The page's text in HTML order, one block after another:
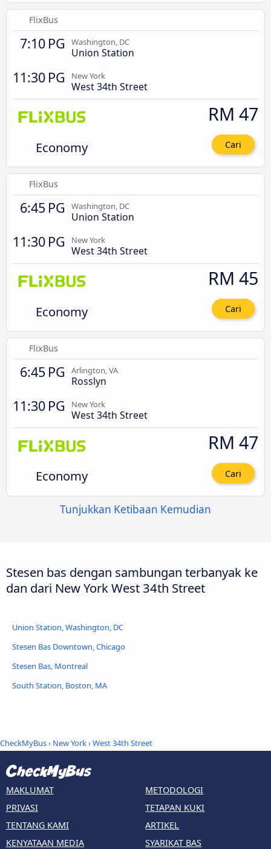
FlixBus
7:10 PG Washington, DC
Union Station
11:30 PG New York
West 34th Street
Economy
RM 47
Cari
FlixBus
6:45 PG Washington, DC
Union Station
11:30 PG New York
West 34th Street
Economy
RM 45
Cari
FlixBus
6:45 PG Arlington, VA
Rosslyn
11:30 PG New York
West 34th Street
Economy
RM 47
Cari
Tunjukkan Ketibaan Kemudian
Stesen bas dengan sambungan terbanyak ke
dan dari New York West 34th Street
Union Station, Washington, DC
Stesen Bas Downtown, Chicago
Stesen Bas, Montreal
South Station, Boston, MA
CheckMyBus› New York› West 34th Street
MAKLUMAT
PRIVASI
TENTANG KAMI
KENYATAAN MEDIA
METODOLOGI
TETAPAN KUKI
ARTIKEL
SYARIKAT BAS